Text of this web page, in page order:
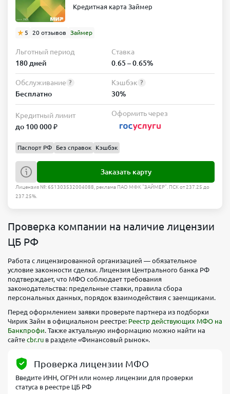
Кредитная карта Займер
5 20 отзывов Займер
Льготный период
180 дней
Ставка
0.65 – 0.65%
Обслуживание ?
Бесплатно
Кэшбэк ?
30%
Кредитный лимит
до 100 000 ₽
Оформить через
Паспорт РФ Без справок Кэшбэк
Заказать карту
Лицензия №: 651303532004088, реклама ПАО МФК "ЗАЙМЕР". ПСК от 237.25 до
237.25%.
Проверка компании на наличие лицензии
ЦБ РФ
Работа с лицензированной организацией — обязательное
условие законности сделки. Лицензия Центрального банка РФ
подтверждает, что МФО соблюдает требования
законодательства: предельные ставки, правила сбора
персональных данных, порядок взаимодействия с заемщиками.
Перед оформлением заявки проверьте партнера из подборки
Чирик Займ в официальном реестре: Реестр действующих МФО на
Банкпрофи. Также актуальную информацию можно найти на
сайте cbr.ru в разделе «Финансовый рынок».
Проверка лицензии МФО
Введите ИНН, ОГРН или номер лицензии для проверки
статуса в реестре ЦБ РФ